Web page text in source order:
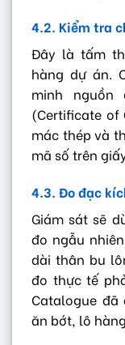
4.2. Kiểm tra
Đây là tấm
hàng dự án.
minh
(Certificate
mác thép và
mã số trên
4.3. Đo đạc
Giám sát sẽ
đo ngẫu
dài thân bu
đo thực tế
Catalogue đã
ăn bớt, lô